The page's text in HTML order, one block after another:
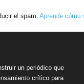
el spam. Aprende cómo
un periódico que
crítico para